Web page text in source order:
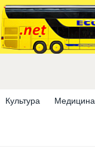
Культура Медицина